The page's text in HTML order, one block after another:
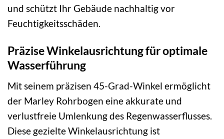
und schützt Ihr Gebäude nachhaltig vor
Feuchtigkeitsschäden.
Präzise Winkelausrichtung für optimale
Wasserführung
Mit seinem präzisen 45-Grad-Winkel ermöglicht
der Marley Rohrbogen eine akkurate und
verlustfreie Umlenkung des Regenwasserflusses.
Diese gezielte Winkelausrichtung ist